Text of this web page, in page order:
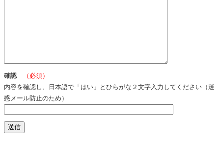
確認
（必須）
内容を確認し、日本語で「はい」とひらがな２文字入力してください（迷
惑メール防止のため）